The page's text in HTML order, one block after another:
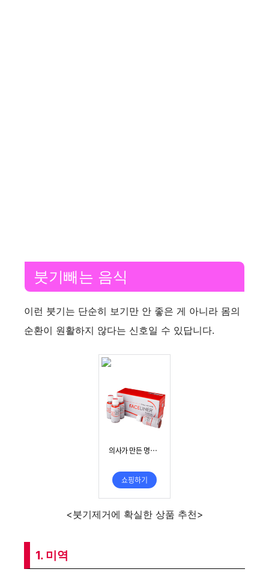
붓기빼는 음식
이런 붓기는 단순히 보기만 안 좋은 게 아니라 몸의
순환이 원활하지 않다는 신호일 수 있답니다.
<붓기제거에 확실한 상품 추천>
1. 미역